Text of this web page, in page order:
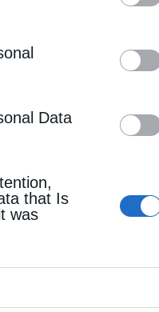
Data
that Is
was
της
«ΚτΟ»: Η
ένας ακόμη